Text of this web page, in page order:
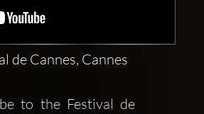
de Cannes, Cannes
to the Festival de